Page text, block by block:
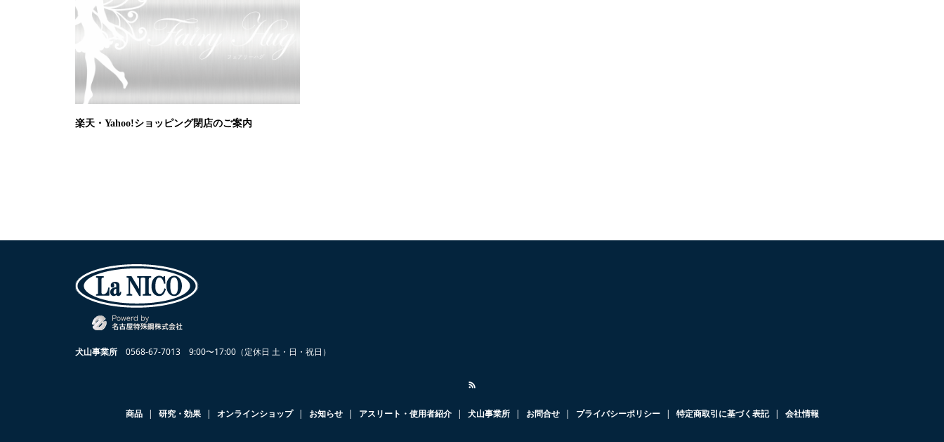
楽天・Yahoo!ショッピング閉店のご案内
犬山事業所 0568-67-7013 9:00〜17:00（定休日 土・日・祝日）
商品 研究・効果 オンラインショップ お知らせ アスリート・使用者紹介 犬山事業所 お問合せ プライバシーポリシー 特定商取引に基づく表記 会社情報